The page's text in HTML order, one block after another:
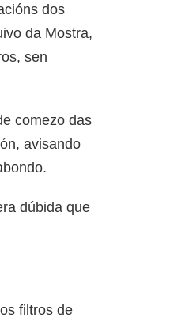
dos
da Mostra,
sen
comezo das
avisando
dúbida que
filtros de